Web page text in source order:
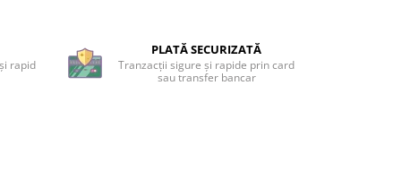
rapid
PLATĂ SECURIZATĂ
Tranzacții sigure și rapide prin card
sau transfer bancar